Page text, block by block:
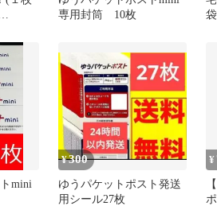
ポス
ック
トポ
段ボ
枚
専用封筒 10枚
mini
¥300
ゆうパケットポスト発送
用シール27枚
¥